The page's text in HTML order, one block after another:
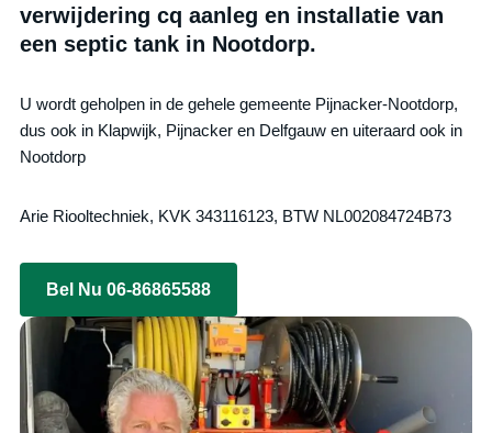
verwijdering cq aanleg en installatie van
een septic tank in Nootdorp.
U wordt geholpen in de gehele gemeente Pijnacker-Nootdorp,
dus ook in Klapwijk, Pijnacker en Delfgauw en uiteraard ook in
Nootdorp
Arie Riooltechniek, KVK 343116123, BTW NL002084724B73
Bel Nu 06-86865588